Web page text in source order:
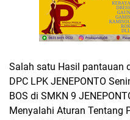
Salah satu Hasil pantauan
DPC LPK JENEPONTO
BOS di SMKN 9
Menyalahi Aturan Tentang